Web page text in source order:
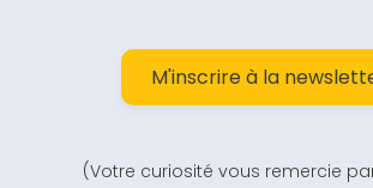
M'inscrire à la
(Votre curiosité vous remercie